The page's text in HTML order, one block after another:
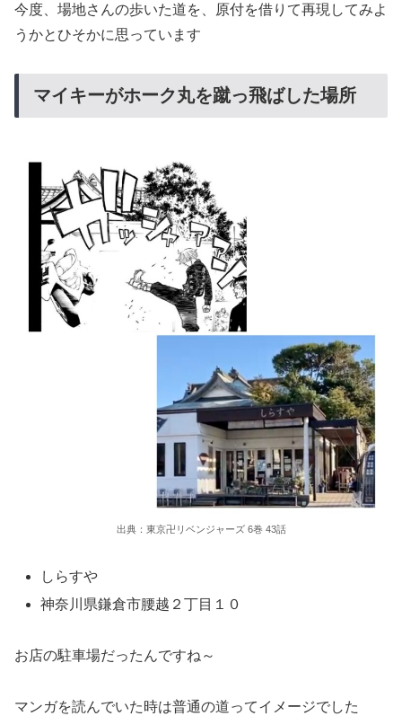
今度、場地さんの歩いた道を、原付を借りて再現してみよ
うかとひそかに思っています
マイキーがホーク丸を蹴っ飛ばした場所
出典：東京卍リベンジャーズ 6巻 43話
しらすや
神奈川県鎌倉市腰越２丁目１０
お店の駐車場だったんですね～
マンガを読んでいた時は普通の道ってイメージでした